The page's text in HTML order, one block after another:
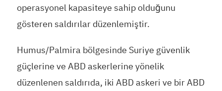
operasyonel kapasiteye sahip olduğunu
gösteren saldırılar düzenlemiştir.
Humus/Palmira bölgesinde Suriye güvenlik
güçlerine ve ABD askerlerine yönelik
düzenlenen saldırıda, iki ABD askeri ve bir ABD